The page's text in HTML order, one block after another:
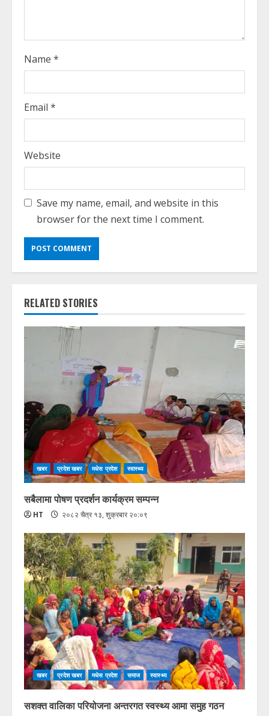
g
Name *
Email *
Website
Save my name, email, and website in this
browser for the next time I comment.
RELATED STORIES
खबर प्रदेश खबर मधेस प्रदेश स्वास्थ्य
सबैलामा पोषण प्रदर्शन कार्यक्रम सम्पन्न
HT २०८२ चैत्र १३, शुक्रबार २०:०९
खबर प्रदेश खबर मधेस प्रदेश समाज स्वास्थ्य
सशक्त वालिका परियोजना अन्तरगत स्वस्थ्य आमा समुह गठन